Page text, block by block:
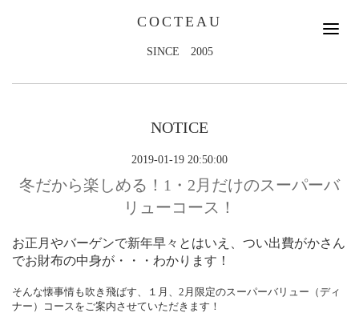
COCTEAU
SINCE 2005
NOTICE
2019-01-19 20:50:00
冬だから楽しめる！1・2月だけのスーパーバ
リューコース！
お正月やバーゲンで新年早々とはいえ、つい出費がかさん
でお財布の中身が・・・わかります！
そんな懐事情も吹き飛ばす、１月、2月限定のスーパーバリュー（ディ
ナー）コースをご案内させていただきます！